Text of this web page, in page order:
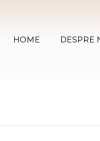
HOME DESPRE
DESPRE